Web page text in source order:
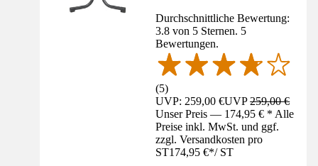
Durchschnittliche Bewertung:
3.8 von 5 Sternen. 5
Bewertungen.
(5)
UVP: 259,00 €UVP259,00 €
Unser Preis — 174,95 € * Alle
Preise inkl. MwSt. und ggf.
zzgl. Versandkosten pro
ST174,95 €*/ ST